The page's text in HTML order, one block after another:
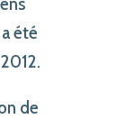
été
de